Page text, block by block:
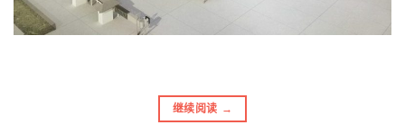
继续阅读 →